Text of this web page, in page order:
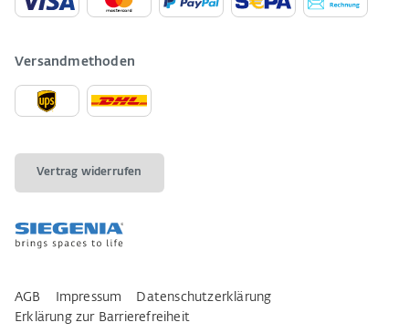
Versandmethoden
Vertrag widerrufen
AGB Impressum
Datenschutzerklärung
Erklärung zur Barrierefreiheit